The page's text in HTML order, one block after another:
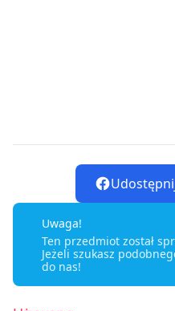
Uwaga!
Ten przedmiot został
Jeżeli szukasz
do nas!